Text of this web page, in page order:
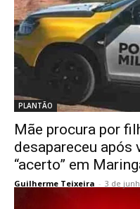
PLANTÃO
Mãe procura por
desapareceu após
“acerto” em
Guilherme Teixeira - 3 de